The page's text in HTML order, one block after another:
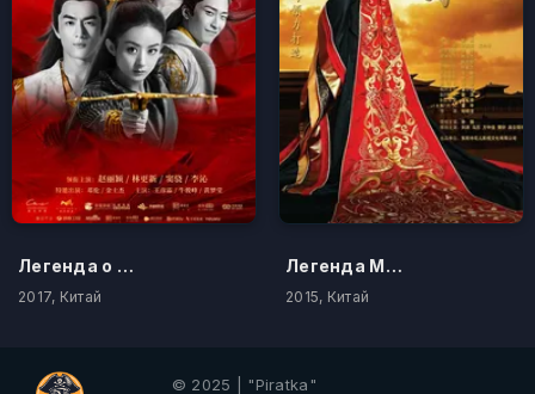
Легенда о Чу Цяо
2017, Китай
Легенда Ми Юэ
2015, Китай
© 2025 | "Piratka"